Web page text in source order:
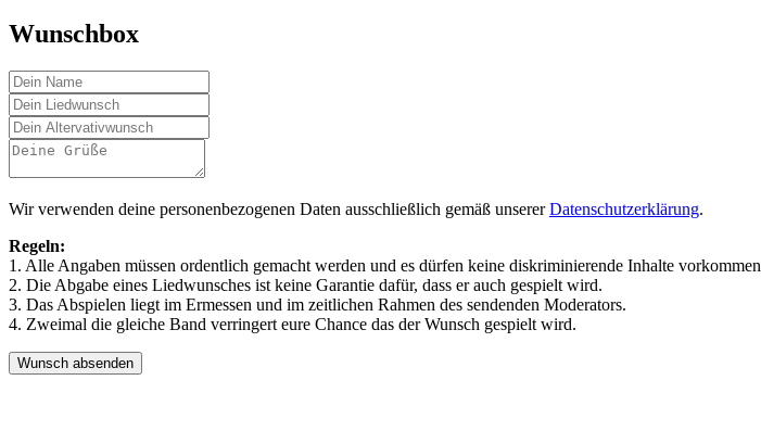
Wunschbox
Wir verwenden deine personenbezogenen Daten ausschließlich gemäß unsererDatenschutzerklärung.
Regeln:
1. Alle Angaben müssen ordentlich gemacht werden und es dürfen keine diskriminierende Inhalte vorkommen
2. Die Abgabe eines Liedwunsches ist keine Garantie dafür, dass er auch gespielt wird.
3. Das Abspielen liegt im Ermessen und im zeitlichen Rahmen des sendenden Moderators.
4. Zweimal die gleiche Band verringert eure Chance das der Wunsch gespielt wird.
Wunsch absenden